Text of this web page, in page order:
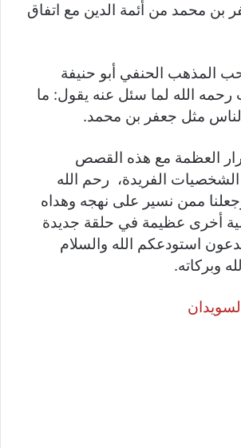
بن محمد من أئمة الدين مع اتفاق
المذهب الحنفي أبو حنيفة
رحمه الله لما سئل عنه يقول: ما
مثل جعفر بن محمد.
العظمة مع هذه القصص
الفريدة، رحم الله
ممن نسير على نهجه وهداه
أخرى عظيمة في حلقة جديدة
استودعكم الله والسلام
وبركاته.